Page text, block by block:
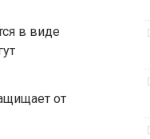
в виде
от